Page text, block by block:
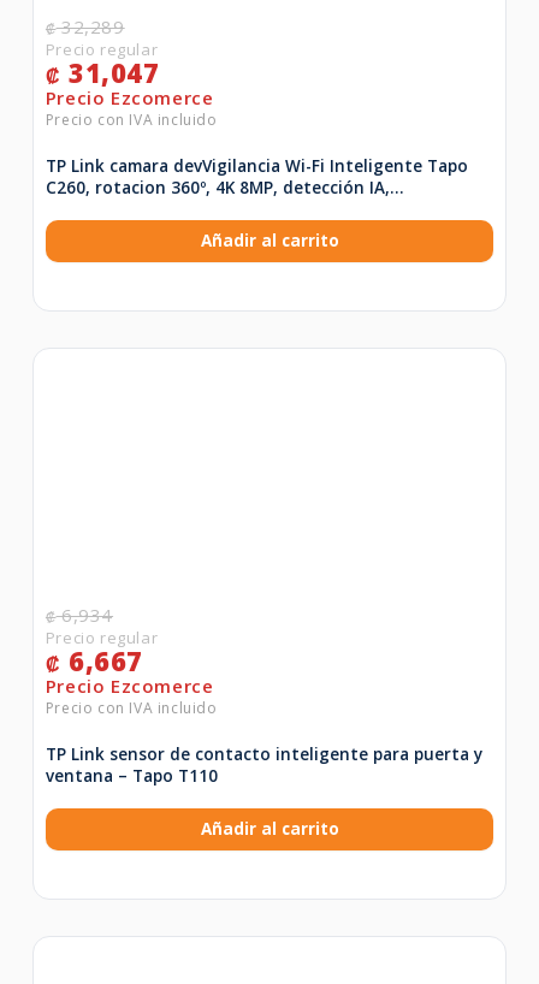
₡32,289
₡ 31,047
TP Link camara devVigilancia Wi-Fi Inteligente Tapo
C260, rotacion 360º, 4K 8MP, detección IA,
Añadir al carrito
₡6,934
₡ 6,667
TP Link sensor de contacto inteligente para puerta y
ventana – Tapo T110
Añadir al carrito